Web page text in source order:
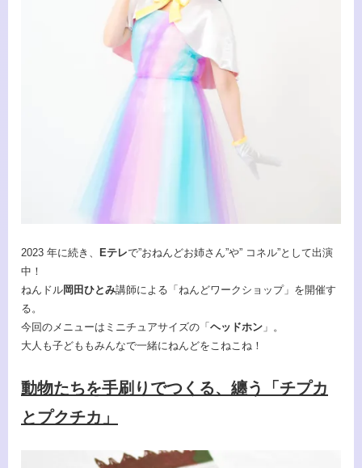
2023 年に続き、 Eテレで”おねんどお姉さん”や” コネル”として出演
中！
ねんドル岡田ひとみ講師による「ねんどワークショップ」を開催す
る。
今回のメニューはミニチュアサイズの「ヘッドホン 」。
大人も子どももみんなで一緒にねんどをこねこね！
動物たちを手刷りでつくる、纏う「チプカ
とプクチカ」